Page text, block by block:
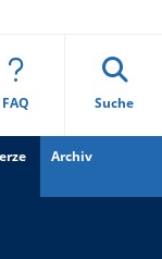
FAQ Suche
Archiv